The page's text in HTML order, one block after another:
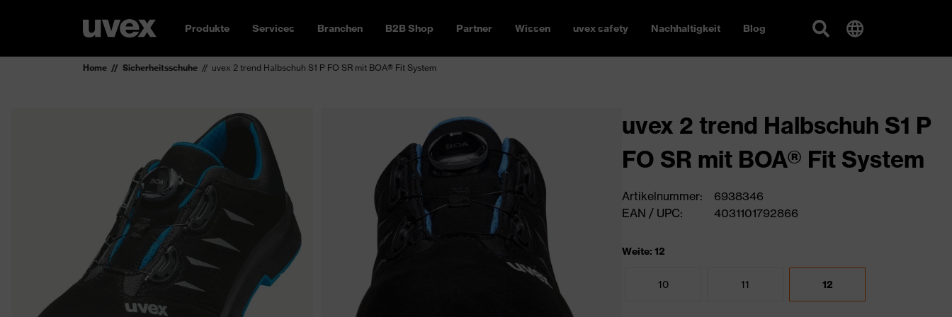
Produkte Services Branchen B2B Shop Partner Wissen uvex safety Nachhaltigkeit Blog
Home Sicherheitsschuhe uvex 2 trend Halbschuh S1 P FO SR mit BOA® Fit System
uvex 2 trend Halbschuh S1 P
FO SR mit BOA® Fit System
Artikelnummer:
6938346
EAN / UPC:
4031101792866
Weite: 12
10 11 12